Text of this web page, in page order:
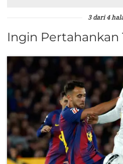
3 dari 4
Ingin Pertahankan